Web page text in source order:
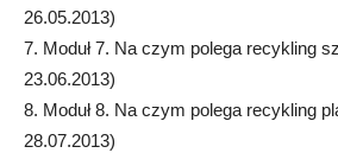
26.05.2013)
7. Moduł 7. Na czym polega recykling
23.06.2013)
8. Moduł 8. Na czym polega recykling
28.07.2013)